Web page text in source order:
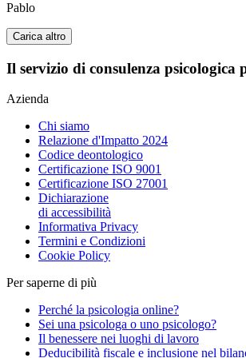
Pablo
Carica altro
Il servizio di consulenza psicologica
Azienda
Chi siamo
Relazione d'Impatto 2024
Codice deontologico
Certificazione ISO 9001
Certificazione ISO 27001
Dichiarazione
di accessibilità
Informativa Privacy
Termini e Condizioni
Cookie Policy
Per saperne di più
Perché la psicologia online?
Sei una psicologa o uno psicologo?
Il benessere nei luoghi di lavoro
Deducibilità fiscale e inclusione nel